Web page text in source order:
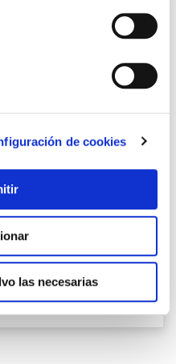
de cookies
las necesarias
€
carrito